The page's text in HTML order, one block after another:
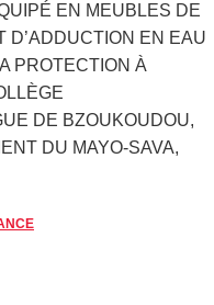
EN MEUBLES DE
D’ADDUCTION EN EAU
PROTECTION À
DE BZOUKOUDOU,
DU MAYO-SAVA,